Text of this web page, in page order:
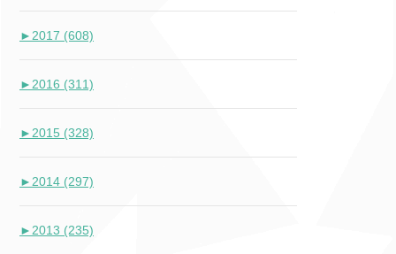
► 2017 (608)
► 2016 (311)
► 2015 (328)
► 2014 (297)
► 2013 (235)